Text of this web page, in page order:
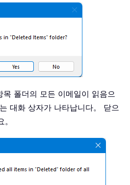
폴더의 모든 이메일이 읽음으
대화 상자가 나타납니다。 닫으